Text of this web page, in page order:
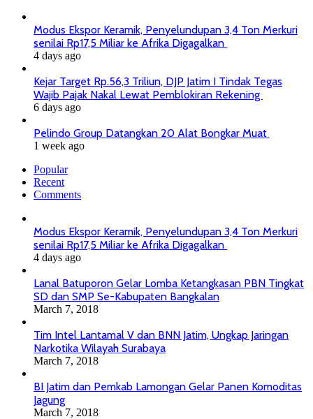
Modus Ekspor Keramik, Penyelundupan 3,4 Ton Merkuri
senilai Rp17,5 Miliar ke Afrika Digagalkan
4 days ago
Kejar Target Rp.56,3 Triliun, DJP Jatim I Tindak Tegas
Wajib Pajak Nakal Lewat Pemblokiran Rekening
6 days ago
Pelindo Group Datangkan 20 Alat Bongkar Muat
1 week ago
Popular
Recent
Comments
Modus Ekspor Keramik, Penyelundupan 3,4 Ton Merkuri
senilai Rp17,5 Miliar ke Afrika Digagalkan
4 days ago
Lanal Batuporon Gelar Lomba Ketangkasan PBN Tingkat
SD dan SMP Se-Kabupaten Bangkalan
March 7, 2018
Tim Intel Lantamal V dan BNN Jatim, Ungkap Jaringan
Narkotika Wilayah Surabaya
March 7, 2018
BI Jatim dan Pemkab Lamongan Gelar Panen Komoditas
Jagung
March 7, 2018